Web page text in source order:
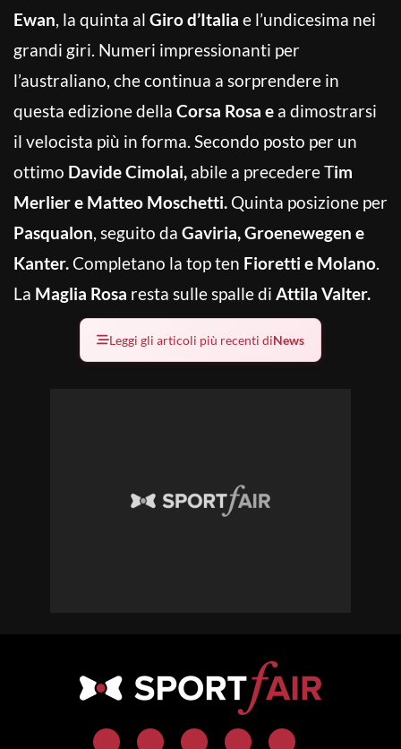
Ewan, la quinta al Giro d’Italia e l’undicesima nei
grandi giri. Numeri impressionanti per
l’australiano, che continua a sorprendere in
questa edizione della Corsa Rosa e a dimostrarsi
il velocista più in forma. Secondo posto per un
ottimo Davide Cimolai, abile a precedere Tim
Merlier e Matteo Moschetti. Quinta posizione per
Pasqualon, seguito da Gaviria, Groenewegen e
Kanter.Completano la top ten Fioretti e Molano.
La Maglia Rosa resta sulle spalle di Attila Valter.
Leggi gli articoli più recenti diNews